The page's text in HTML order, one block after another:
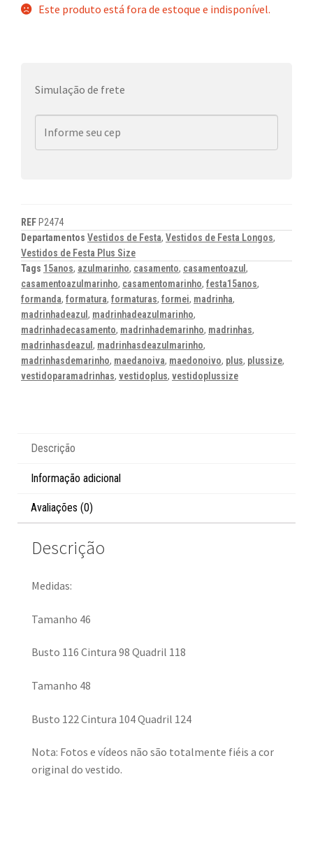
Este produto está fora de estoque e indisponível.
Simulação de frete
REF P2474
Departamentos Vestidos de Festa, Vestidos de Festa Longos,
Vestidos de Festa Plus Size
Tags 15anos, azulmarinho, casamento, casamentoazul ,
casamentoazulmarinho, casamentomarinho, festa15anos,
formanda, formatura, formaturas, formei, madrinha,
madrinhadeazul , madrinhadeazulmarinho,
madrinhadecasamento, madrinhademarinho, madrinhas,
madrinhasdeazul , madrinhasdeazulmarinho,
madrinhasdemarinho, maedanoiva, maedonoivo, plus, plussize,
vestidoparamadrinhas, vestidoplus, vestidoplussize
Descrição
Informação adicional
Avaliações (0)
Descrição
Medidas:
Tamanho 46
Busto 116 Cintura 98 Quadril 118
Tamanho 48
Busto 122 Cintura 104 Quadril 124
Nota: Fotos e vídeos não são totalmente fiéis a cor
original do vestido.